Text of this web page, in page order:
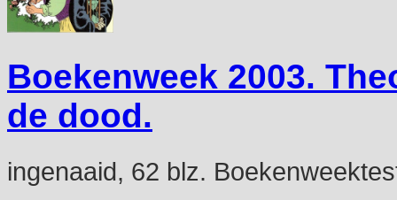
Boekenweek 2003.
de dood.
ingenaaid, 62 blz.